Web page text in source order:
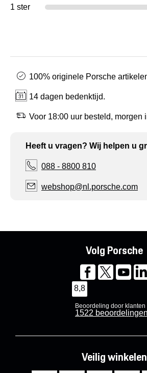
1 ster
100% originele Porsche
14 dagen bedenktijd.
Voor 18:00 uur besteld, morgen
Heeft u vragen? Wij helpen u
088 - 8800 810
webshop@nl.porsche.com
Volg Porsche
8,8
Beoordeling door klanten
1522 beoordelingen
Veilig winkelen